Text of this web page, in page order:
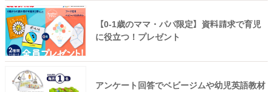
【0-1歳のママ・パパ限定】資料請求で育児
に役立つ！プレゼント
アンケート回答でベビージムや幼児英語教材